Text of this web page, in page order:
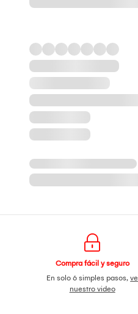
Compra fácil y seguro
En solo 6 simples pasos,ve
nuestro video